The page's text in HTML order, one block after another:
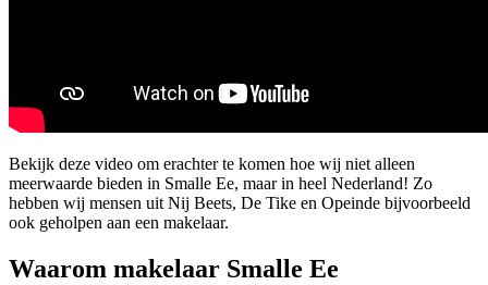
Bekijk deze video om erachter te komen hoe wij niet alleen
meerwaarde bieden in Smalle Ee, maar in heel Nederland! Zo
hebben wij mensen uit Nij Beets, De Tike en Opeinde bijvoorbeeld
ook geholpen aan een makelaar.
Waarom makelaar Smalle Ee